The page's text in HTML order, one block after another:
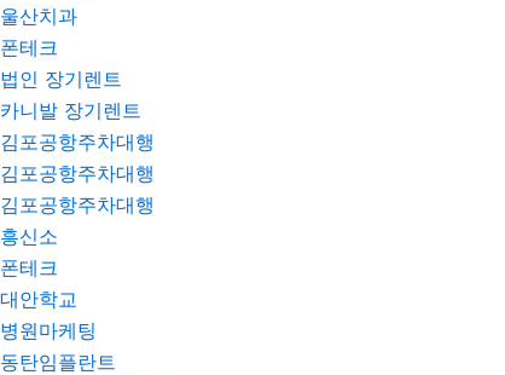
울산치과
폰테크
법인 장기렌트
카니발 장기렌트
김포공항주차대행
김포공항주차대행
김포공항주차대행
흥신소
폰테크
대안학교
병원마케팅
동탄임플란트